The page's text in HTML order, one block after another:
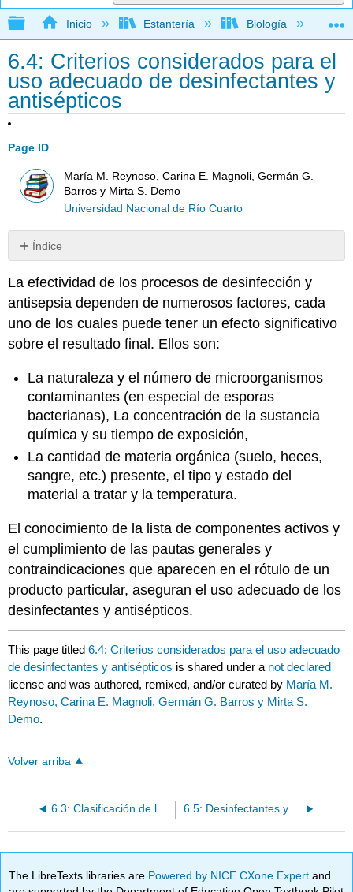
Expandir/contraer jerarquía global
Inicio Estantería Biología
6.4: Criterios considerados para el
uso adecuado de desinfectantes y
antisépticos
Page ID
María M. Reynoso, Carina E. Magnoli, Germán G.
Barros y Mirta S. Demo
Universidad Nacional de Río Cuarto
Índice
Sin
La efectividad de los procesos de desinfección y
antisepsia dependen de numerosos factores, cada
uno de los cuales puede tener un efecto significativo
sobre el resultado final. Ellos son:
La naturaleza y el número de microorganismos
contaminantes (en especial de esporas
bacterianas), La concentración de la sustancia
química y su tiempo de exposición,
La cantidad de materia orgánica (suelo, heces,
sangre, etc.) presente, el tipo y estado del
material a tratar y la temperatura.
El conocimiento de la lista de componentes activos y
el cumplimiento de las pautas generales y
contraindicaciones que aparecen en el rótulo de un
producto particular, aseguran el uso adecuado de los
desinfectantes y antisépticos.
This page titled6.4: Criterios considerados para el uso adecuado
de desinfectantes y antisépticos is shared under a not declared
license and was authored, remixed, and/or curated by María M.
Reynoso, Carina E. Magnoli, Germán G. Barros y Mirta S.
Demo.
Volver arriba
6.3: Clasificación de las sustancias químicas de acuerdo a su toxicidad selectiva 6.5: Desinfectantes y antisépticos de uso común en la práctica
The LibreTexts libraries are Powered by NICE CXone Expertand